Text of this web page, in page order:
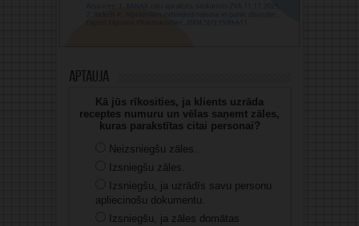
Aptauja
Kā jūs rīkosities, ja klients uzrāda
receptes numuru un vēlas saņemt zāles,
kuras parakstītas citai personai?
Neizsniegšu zāles.
Izsniegšu zāles.
Izsniegšu, ja uzrādīs savu personu
apliecinošu dokumentu.
Izsniegšu, ja zāles domātas